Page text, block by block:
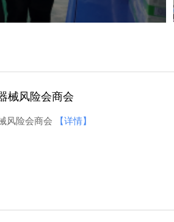
械风险会商会
风险会商会 【详情】